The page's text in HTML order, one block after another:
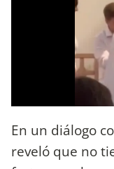
En un diálogo
reveló que no